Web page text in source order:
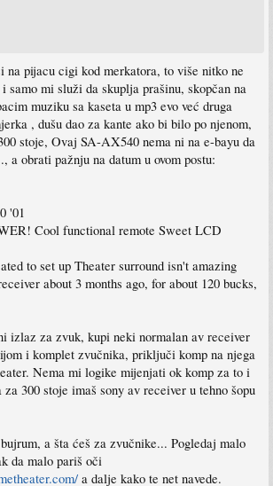
na pijacu cigi kod merkatora, to više nitko ne
samo mi služi da skuplja prašinu, skopčan na
muziku sa kaseta u mp3 evo već druga
, dušu dao za kante ako bi bilo po njenom,
stoje, Ovaj SA-AX540 nema ni na e-bayu da
a obrati pažnju na datum u ovom postu:
'01
Cool functional remote Sweet LCD
to set up Theater surround isn't amazing
about 3 months ago, for about 120 bucks,
izlaz za zvuk, kupi neki normalan av receiver
i komplet zvučnika, priključi komp na njega
Nema mi logike mijenjati ok komp za to i
300 stoje imaš sony av receiver u tehno šopu
a šta ćeš za zvučnike... Pogledaj malo
da malo pariš oči
a dalje kako te net navede.